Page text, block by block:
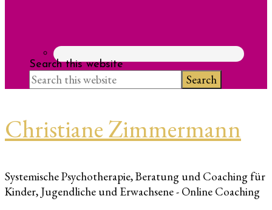
Search this website
Christiane Zimmermann
Systemische Psychotherapie, Beratung und Coaching für
Kinder, Jugendliche und Erwachsene - Online Coaching